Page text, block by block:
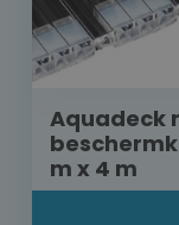
Aquadeck
m x 4 m